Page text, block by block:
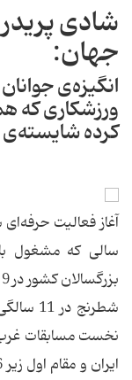
شادی
جهان:
انگیزه‌ی
ورزشكاری كه
كرده
سالی كه مشغول
نخست مسابقات غرب